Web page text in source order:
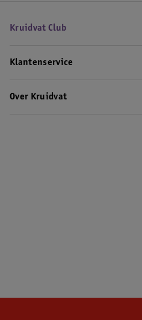
Kruidvat Club
Klantenservice
Over Kruidvat